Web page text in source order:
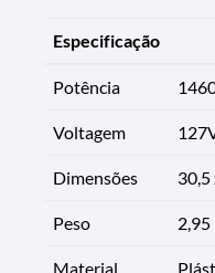
Especificação
Potência
Voltagem
Dimensões 30,5
Peso 2,95
Material